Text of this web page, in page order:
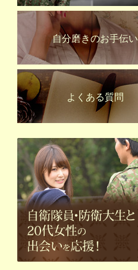
自分磨きのお手伝い
よくある質問